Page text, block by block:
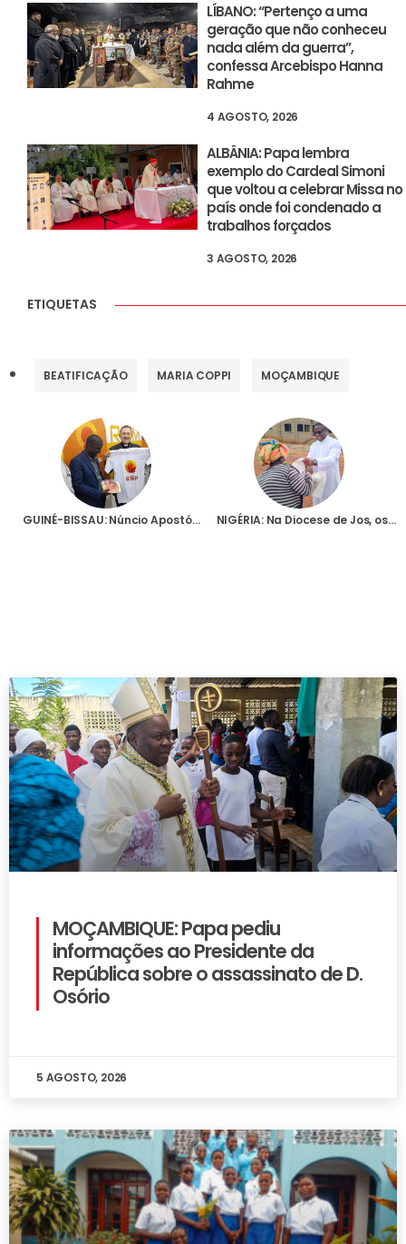
LÍBANO: “Pertenço a uma
geração que não conheceu
nada além da guerra”,
confessa Arcebispo Hanna
Rahme
4 AGOSTO, 2026
ALBÂNIA: Papa lembra
exemplo do Cardeal Simoni
que voltou a celebrar Missa no
país onde foi condenado a
trabalhos forçados
3 AGOSTO, 2026
ETIQUETAS
BEATIFICAÇÃO MARIA COPPI MOÇAMBIQUE
GUINÉ-BISSAU: Núncio Apostólico destaca, na primeira visita ao país, o papel da rádio católica local, apoiada pela AIS NIGÉRIA: Na Diocese de Jos, os padres arriscam a vida todos os dias
MOÇAMBIQUE: Papa pediu
informações ao Presidente da
República sobre o assassinato de D.
Osório
5 AGOSTO, 2026